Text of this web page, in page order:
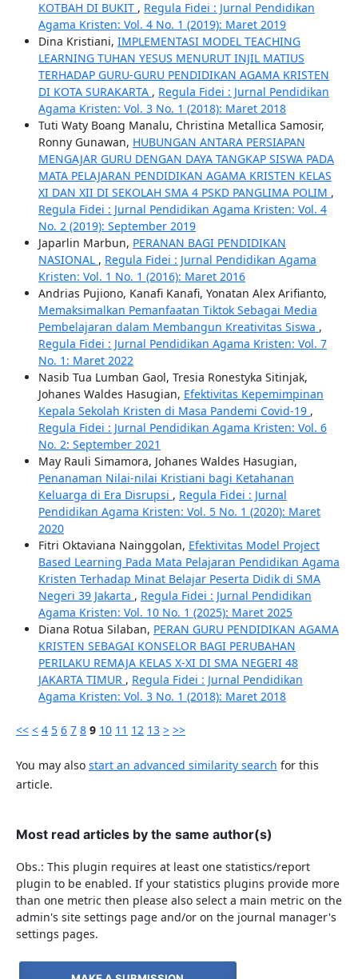
KOTBAH DI BUKIT , Regula Fidei : Jurnal Pendidikan
Agama Kristen: Vol. 4 No. 1 (2019): Maret 2019
Dina Kristiani, IMPLEMENTASI MODEL TEACHING
LEARNING TUHAN YESUS MENURUT INJIL MATIUS
TERHADAP GURU-GURU PENDIDIKAN AGAMA KRISTEN
DI KOTA SURAKARTA , Regula Fidei : Jurnal Pendidikan
Agama Kristen: Vol. 3 No. 1 (2018): Maret 2018
Tuti Waty Boang Manalu, Christina Metallica Samosir,
Ronny Gunawan, HUBUNGAN ANTARA PERSIAPAN
MENGAJAR GURU DENGAN DAYA TANGKAP SISWA PADA
MATA PELAJARAN PENDIDIKAN AGAMA KRISTEN KELAS
XI DAN XII DI SEKOLAH SMA 4 PSKD PANGLIMA POLIM ,
Regula Fidei : Jurnal Pendidikan Agama Kristen: Vol. 4
No. 2 (2019): September 2019
Japarlin Marbun, PERANAN BAGI PENDIDIKAN
NASIONAL , Regula Fidei : Jurnal Pendidikan Agama
Kristen: Vol. 1 No. 1 (2016): Maret 2016
Andrias Pujiono, Kanafi Kanafi, Yonatan Alex Arifianto,
Memaksimalkan Pemanfaatan Tiktok Sebagai Media
Pembelajaran dalam Membangun Kreativitas Siswa ,
Regula Fidei : Jurnal Pendidikan Agama Kristen: Vol. 7
No. 1: Maret 2022
Nasib Tua Lumban Gaol, Tresia Ronestyka Sitinjak,
Johanes Waldes Hasugian, Efektivitas Kepemimpinan
Kepala Sekolah Kristen di Masa Pandemi Covid-19 ,
Regula Fidei : Jurnal Pendidikan Agama Kristen: Vol. 6
No. 2: September 2021
May Rauli Simamora, Johanes Waldes Hasugian,
Penanaman Nilai-nilai Kristiani bagi Ketahanan
Keluarga di Era Disrupsi , Regula Fidei : Jurnal
Pendidikan Agama Kristen: Vol. 5 No. 1 (2020): Maret
2020
Fitri Oktaviana Nainggolan, Efektivitas Model Project
Based Learning Pada Mata Pelajaran Pendidikan Agama
Kristen Terhadap Minat Belajar Peserta Didik di SMA
Negeri 39 Jakarta , Regula Fidei : Jurnal Pendidikan
Agama Kristen: Vol. 10 No. 1 (2025): Maret 2025
Diana Rotua Silaban, PERAN GURU PENDIDIKAN AGAMA
KRISTEN SEBAGAI KONSELOR BAGI PERUBAHAN
PERILAKU REMAJA KELAS X-XI DI SMA NEGERI 48
JAKARTA TIMUR , Regula Fidei : Jurnal Pendidikan
Agama Kristen: Vol. 3 No. 1 (2018): Maret 2018
<< < 4 5 6 7 8 9 10 11 12 13 > >>
You may also start an advanced similarity search for this
article.
Most read articles by the same author(s)
Obs.: This plugin requires at least one statistics/report
plugin to be enabled. If your statistics plugins provide more
than one metric then please also select a main metric on the
admin's site settings page and/or on the journal manager's
settings pages.